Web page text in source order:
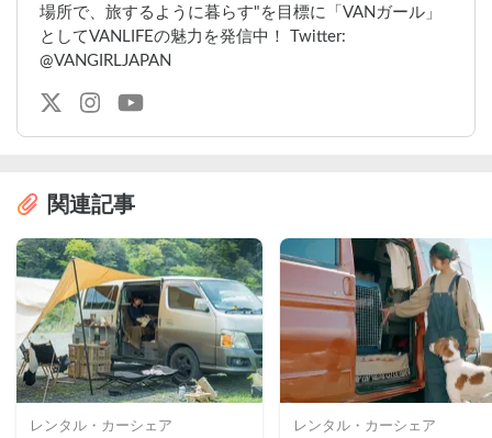
場所で、旅するように暮らす"を目標に「VANガール」
としてVANLIFEの魅力を発信中！ Twitter:
@VANGIRLJAPAN
関連記事
レンタル・カーシェア レンタル・カーシェア